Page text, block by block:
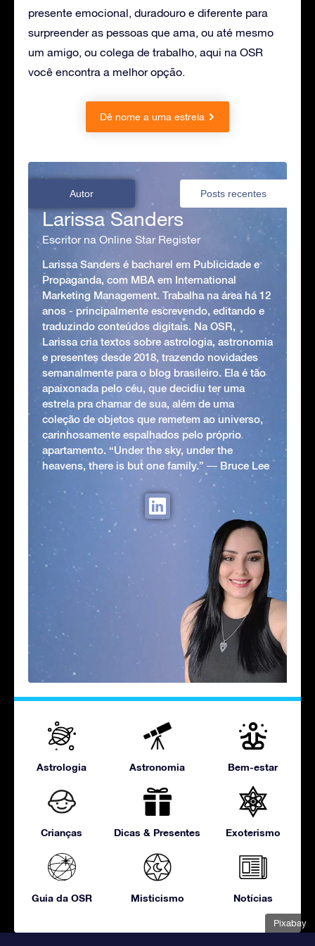
Pixabay
presente emocional, duradouro e diferente para
surpreender as pessoas que ama, ou até mesmo
um amigo, ou colega de trabalho, aqui na OSR
você encontra a melhor opção.
Dê nome a uma estrela
Autor Posts recentes
Larissa Sanders
Escritor na Online Star Register
Larissa Sanders é bacharel em Publicidade e
Propaganda, com MBA em International
Marketing Management. Trabalha na área há 12
anos - principalmente escrevendo, editando e
traduzindo conteúdos digitais. Na OSR,
Larissa cria textos sobre astrologia, astronomia
e presentes desde 2018, trazendo novidades
semanalmente para o blog brasileiro. Ela é tão
apaixonada pelo céu, que decidiu ter uma
estrela pra chamar de sua, além de uma
coleção de objetos que remetem ao universo,
carinhosamente espalhados pelo próprio
apartamento. “Under the sky, under the
heavens, there is but one family.” ― Bruce Lee
Astrologia Astronomia Bem-estar
Crianças Dicas & Presentes Exoterismo
Guia da OSR Misticismo Notícias